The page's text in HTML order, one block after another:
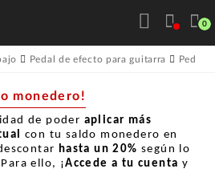
0
Pedal de efecto para guitarra
monedero!
de poder aplicar más
con tu saldo monedero en
hasta un 20% según lo
ello, ¡Accede a tu cuenta y